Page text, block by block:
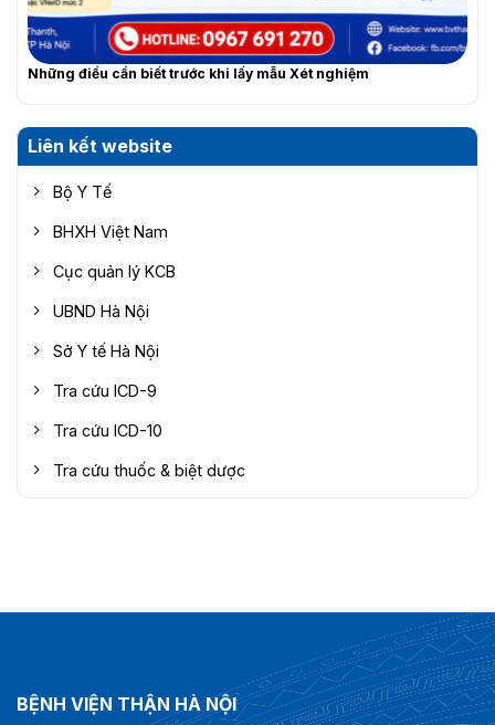
Những điều cần biết trước khi lấy mẫu Xét nghiệm
Liên kết website
Bộ Y Tế
BHXH Việt Nam
Cục quản lý KCB
UBND Hà Nội
Sở Y tế Hà Nội
Tra cứu ICD-9
Tra cứu ICD-10
Tra cứu thuốc & biệt dược
BỆNH VIỆN THẬN HÀ NỘI